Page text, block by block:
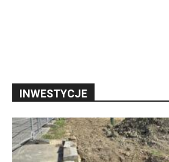
INWESTYCJE